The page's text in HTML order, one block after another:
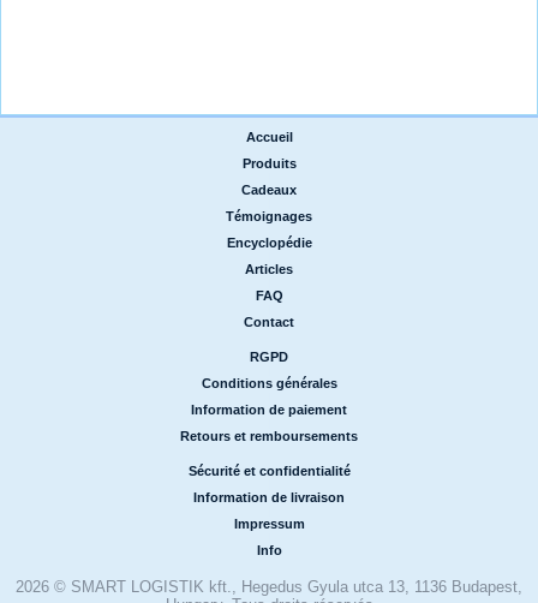
Accueil
Produits
Cadeaux
Témoignages
Encyclopédie
Articles
FAQ
Contact
RGPD
Conditions générales
Information de paiement
Retours et remboursements
Sécurité et confidentialité
Information de livraison
Impressum
Info
2026 © SMART LOGISTIK kft., Hegedus Gyula utca 13, 1136 Budapest,